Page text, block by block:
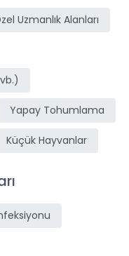
Uzmanlık Alanları
Yapay Tohumlama
Küçük Hayvanlar